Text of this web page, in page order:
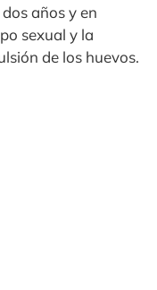
años y en
sexual y la
de los huevos.